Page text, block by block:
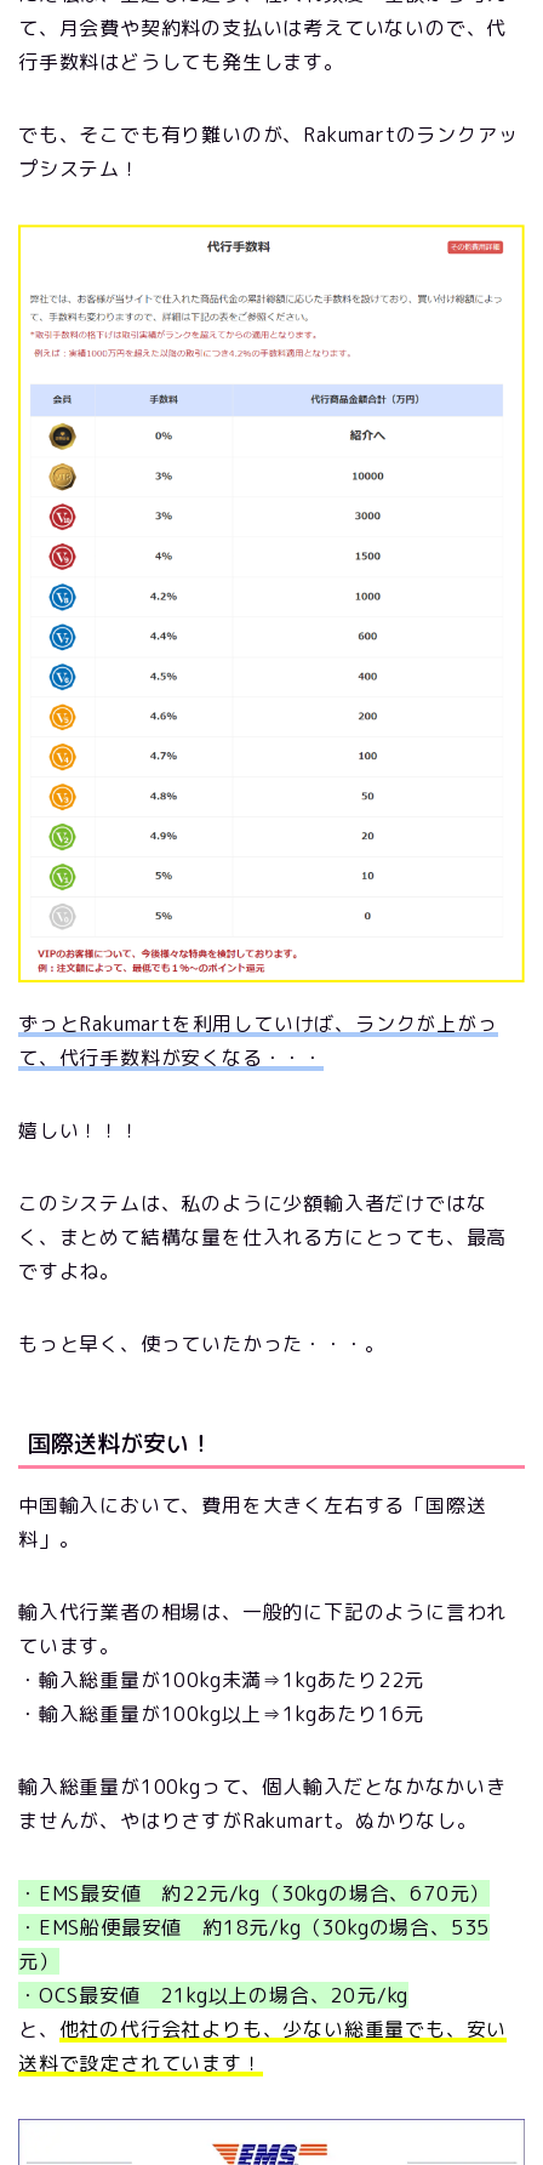
て、月会費や契約料の支払いは考えていないので、代
行手数料はどうしても発生します。
でも、そこでも有り難いのが、Rakumartのランクアッ
プシステム！
ずっとRakumartを利用していけば、ランクが上がっ
て、代行手数料が安くなる・・・
嬉しい！！！
このシステムは、私のように少額輸入者だけではな
く、まとめて結構な量を仕入れる方にとっても、最高
ですよね。
もっと早く、使っていたかった・・・。
国際送料が安い！
中国輸入において、費用を大きく左右する「国際送
料」。
輸入代行業者の相場は、一般的に下記のように言われ
ています。
・輸入総重量が100kg未満⇒1kgあたり22元
・輸入総重量が100kg以上⇒1kgあたり16元
輸入総重量が100kgって、個人輸入だとなかなかいき
ませんが、やはりさすがRakumart。ぬかりなし。
・EMS最安値 約22元/kg（30kgの場合、670元）
・EMS船便最安値 約18元/kg（30kgの場合、535
元）
・OCS最安値 21kg以上の場合、20元/kg
と、 他社の代行会社よりも、少ない総重量でも、安い
送料で設定されています！